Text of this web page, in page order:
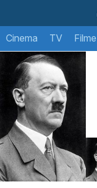
Cinema TV Filme